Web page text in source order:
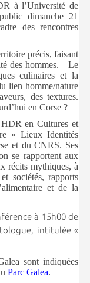
à l’Université de
dimanche 21
des rencontres
précis, faisant
des hommes. Le
culinaires et la
lien homme/nature
des textures.
en Corse ?
en Cultures et
« Lieux Identités
et du CNRS. Ses
se rapportent aux
récits mythiques, à
sociétés, rapports
et de la
à 15h00 de
intitulée «
sont indiquées
Parc Galea.